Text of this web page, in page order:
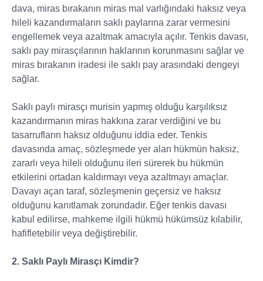
dava, miras bırakanın miras mal varlığındaki haksız veya
hileli kazandırmaların saklı paylarına zarar vermesini
engellemek veya azaltmak amacıyla açılır. Tenkis davası,
saklı pay mirasçılarının haklarının korunmasını sağlar ve
miras bırakanın iradesi ile saklı pay arasındaki dengeyi
sağlar.
Saklı paylı mirasçı murisin yapmış olduğu karşılıksız
kazandırmanın miras hakkına zarar verdiğini ve bu
tasarrufların haksız olduğunu iddia eder. Tenkis
davasında amaç, sözleşmede yer alan hükmün haksız,
zararlı veya hileli olduğunu ileri sürerek bu hükmün
etkilerini ortadan kaldırmayı veya azaltmayı amaçlar.
Davayı açan taraf, sözleşmenin geçersiz ve haksız
olduğunu kanıtlamak zorundadır. Eğer tenkis davası
kabul edilirse, mahkeme ilgili hükmü hükümsüz kılabilir,
hafifletebilir veya değiştirebilir.
2. Saklı Paylı Mirasçı Kimdir?